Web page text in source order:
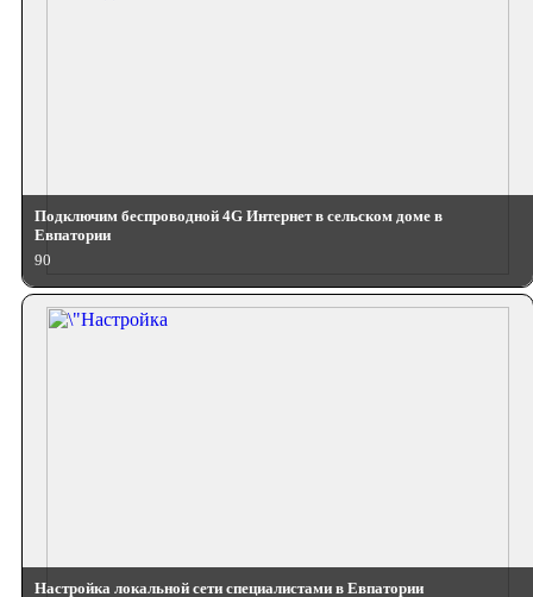
Подключим беспроводной 4G Интернет в сельском доме в
Евпатории
90
Настройка локальной сети специалистами в Евпатории